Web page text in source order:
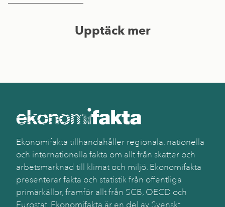
Upptäck mer
Ekonomifakta tillhandahåller regionala, nationella
och internationella fakta om allt från skatter och
arbetsmarknad till klimat och miljö. Ekonomifakta
presenterar fakta och statistik från offentliga
primärkällor, framför allt från SCB, OECD och
Eurostat. Ekonomifakta är en del av Svenskt